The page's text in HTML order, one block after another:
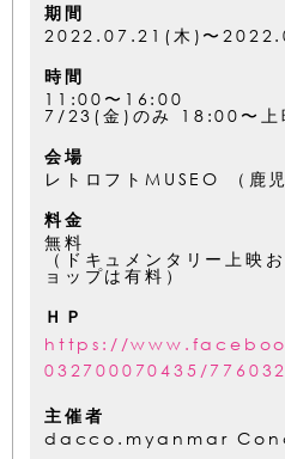
期間
2022.07.21(木)〜
時間
11:00〜16:00
7/23(金)のみ 18:00〜上
会場
レトロフトMUSEO （鹿
料金
無料
（ドキュメンタリー上映
ョップは有料）
ＨＰ
https://
032700070435/
主催者
dacco.myanmar